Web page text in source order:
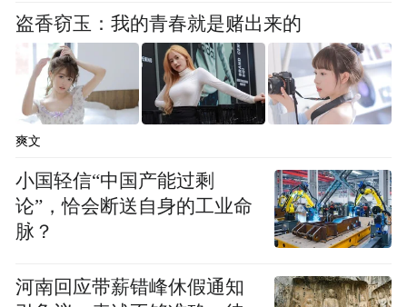
此外，该行通过与深圳市住房公积金管理中
心的数据直联接口，助力实现商转公贷款“零
材料办理”，将业务办理时间由原来的40分钟
缩短至10分钟，大幅提升业务办理效率及便
利度。
构建多元宣传矩阵 扩大政策覆盖面
农行深圳分行积极组织开展入企宣传活动，
会，为辖内企业负责人及员工详细介绍住房
盗香窃玉：我的青春就是赌出来的
爽文
小国轻信“中国产能过剩
论”，恰会断送自身的工业命
脉？
河南回应带薪错峰休假通知